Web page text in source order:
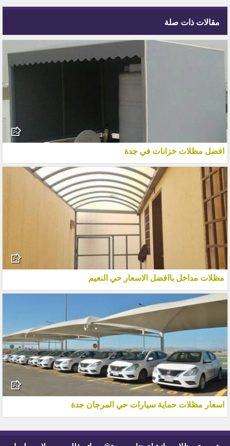
مقالات ذات صلة
افضل مظلات خزانات في جدة
مظلات مداخل باافضل الاسعار حي النعيم
اسعار مظلات حماية سيارات حي المرجان جدة